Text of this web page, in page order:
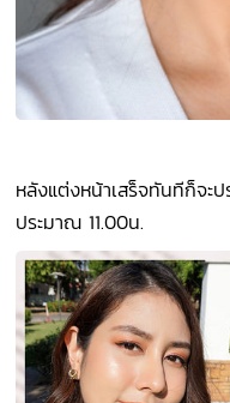
หลังแต่งหน้าเสร็จทันทีก็จะ
ประมาณ 11.00น.